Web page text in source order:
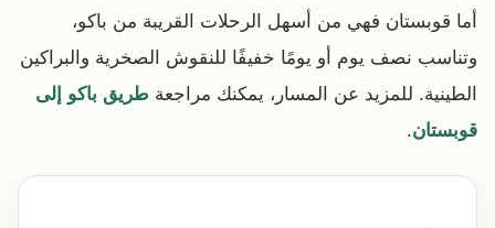
أما قوبستان فهي من أسهل الرحلات القريبة من باكو،
وتناسب نصف يوم أو يومًا خفيفًا للنقوش الصخرية والبراكين
الطينية. للمزيد عن المسار، يمكنك مراجعة طريق باكو إلى
قوبستان.